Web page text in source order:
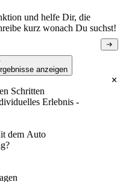
und helfe Dir, die
kurz wonach Du suchst!
anzeigen
Schritten
Erlebnis -
dem Auto